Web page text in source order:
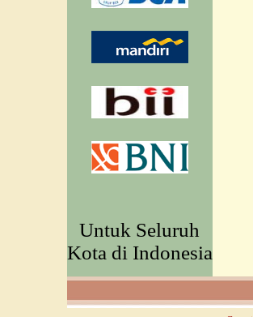
Untuk Seluruh
Kota di Indonesia